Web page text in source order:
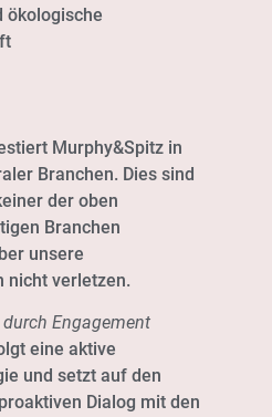
ökologische
Murphy&Spitz in
Branchen. Dies sind
der oben
Branchen
unsere
nicht verletzen.
Engagement
eine aktive
und setzt auf den
Dialog mit den